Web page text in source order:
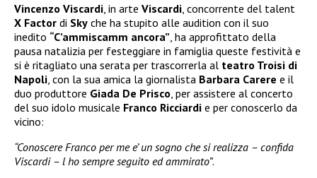
Vincenzo Viscardi , in arte Viscardi , concorrente del talent
X Factor di Sky che ha stupito alle audition con il suo
inedito “C’ammiscamm ancora” , ha approfittato della
pausa natalizia per festeggiare in famiglia queste festività e
si è ritagliato una serata per trascorrerla al teatro Troisi di
Napoli , con la sua amica la giornalista Barbara Carere e il
duo produttore Giada De Prisco , per assistere al concerto
del suo idolo musicale Franco Ricciardi e per conoscerlo da
vicino:
“Conoscere Franco per me e’ un sogno che si realizza – confida
Viscardi – l ho sempre seguito ed ammirato”.